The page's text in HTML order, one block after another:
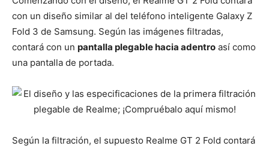
con un diseño similar al del teléfono inteligente Galaxy Z
Fold 3 de Samsung. Según las imágenes filtradas,
contará con un pantalla plegable hacia adentro así como
una pantalla de portada.
Según la filtración, el supuesto Realme GT 2 Fold contará